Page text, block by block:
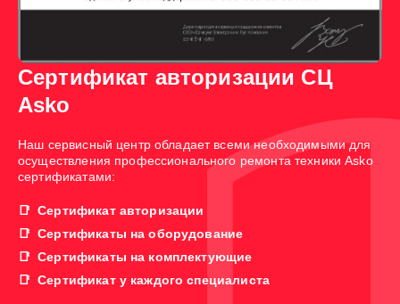
Сертификат авторизации СЦ
Asko
Наш сервисный центр обладает всеми необходимыми для
осуществления профессионального ремонта техники Asko
сертификатами:
Сертификат авторизации
Сертификаты на оборудование
Сертификаты на комплектующие
Сертификат у каждого специалиста